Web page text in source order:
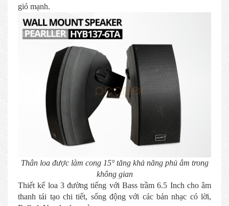
gió mạnh.
Thân loa được làm cong 15° tăng khả năng phủ âm trong
không gian
Thiết kế loa 3 đường tiếng với Bass trầm 6.5 Inch cho âm
thanh tái tạo chi tiết, sống động với các bản nhạc có lời,